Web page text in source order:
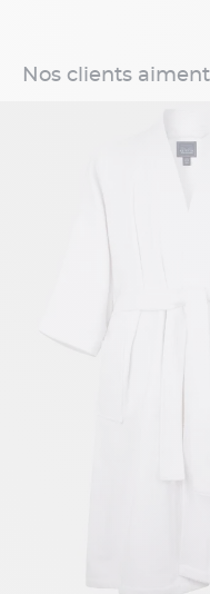
Nos clients